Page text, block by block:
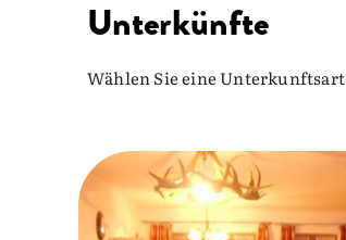
Unterkünfte
Wählen Sie eine Unterkunftsart